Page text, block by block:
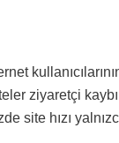
ziyaretçi
site hızı